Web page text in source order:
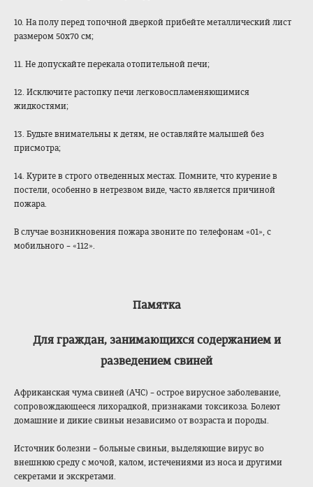
10. На полу перед топочной дверкой прибейте металлический лист
размером 50x70 см;
11. Не допускайте перекала отопительной печи;
12. Исключите растопку печи легковоспламеняющимися
жидкостями;
13. Будьте внимательны к детям, не оставляйте малышей без
присмотра;
14. Курите в строго отведенных местах. Помните, что курение в
постели, особенно в нетрезвом виде, часто является причиной
пожара.
В случае возникновения пожара звоните по телефонам «01», с
мобильного – «112».
Памятка
Для граждан, занимающихся содержанием и
разведением свиней
Африканская чума свиней (АЧС) – острое вирусное заболевание,
сопровождающееся лихорадкой, признаками токсикоза. Болеют
домашние и дикие свиньи независимо от возраста и породы.
Источник болезни – больные свиньи, выделяющие вирус во
внешнюю среду с мочой, калом, истечениями из носа и другими
секретами и экскретами.